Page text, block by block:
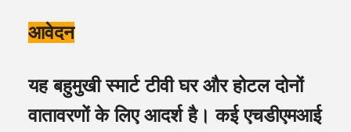
आवेदन
यह बहुमुखी स्मार्ट टीवी घर और होटल दोनों
वातावरणों के लिए आदर्श है। कई एचडीएमआई